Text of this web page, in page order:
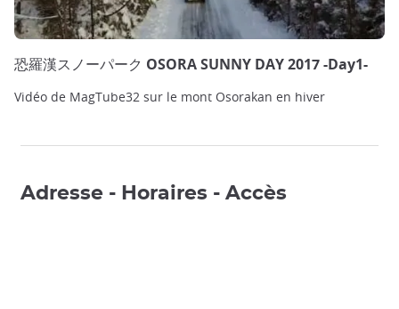
恐羅漢スノーパーク OSORA SUNNY DAY 2017 -Day1-
Vidéo de MagTube32 sur le mont Osorakan en hiver
Adresse - Horaires - Accès